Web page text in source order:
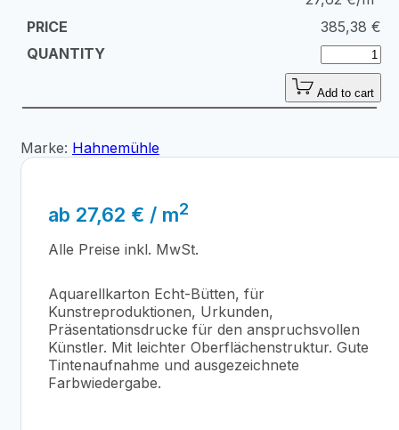
385,38 €
Add to cart
Marke: Hahnemühle
ab 27,62 € / m2
Alle Preise inkl. MwSt.
Aquarellkarton Echt-Bütten, für
Kunstreproduktionen, Urkunden,
Präsentationsdrucke für den anspruchsvollen
Künstler. Mit leichter Oberflächenstruktur. Gute
Tintenaufnahme und ausgezeichnete
Farbwiedergabe.